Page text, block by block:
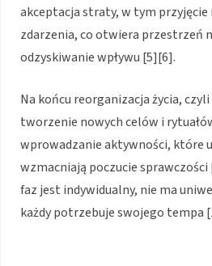
akceptacja straty, w tym
zdarzenia, co otwiera przestrzeń
odzyskiwanie wpływu [5][6].
Na końcu reorganizacja życia,
tworzenie nowych celów i
wprowadzanie aktywności, które
wzmacniają poczucie
faz jest indywidualny, nie ma
każdy potrzebuje swojego tempa